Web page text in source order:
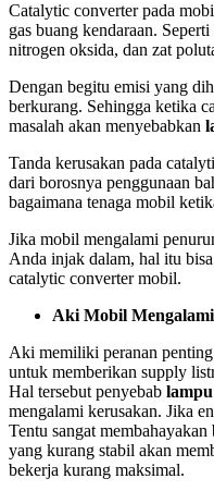
Catalytic converter pada
gas buang kendaraan.
nitrogen oksida, dan zat
Dengan begitu emisi yang
berkurang. Sehingga ketika
masalah akan menyebabkan
Tanda kerusakan pada
dari borosnya penggunaan
bagaimana tenaga mobil
Jika mobil mengalami
Anda injak dalam, hal itu
catalytic converter mobil.
Aki Mobil
Aki memiliki peranan
untuk memberikan supply
Hal tersebut penyebab
mengalami kerusakan. Jika
Tentu sangat
yang kurang stabil akan
bekerja kurang maksimal.